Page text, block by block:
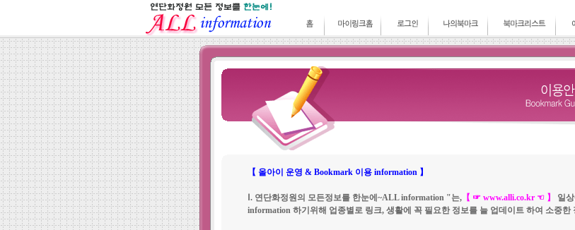
【 올아이 운영 & Bookmark 이용 information 】
Ⅰ. 연단화정원의 모든정보를 한눈에~ALL information "는, 【 ☞ www.alli.co.kr ☜ 】
일
information 하기위해 업종별로 링크, 생활에 꼭 필요한 정보를 늘 업데이트 하여 소중한